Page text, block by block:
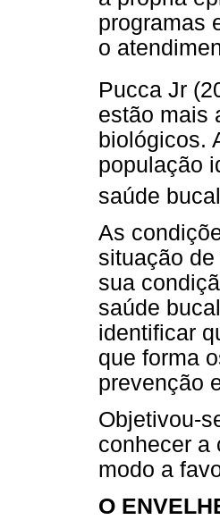
programas
o
Pucca Jr
estão mais
biológicos.
população
saúde
As
situação
sua
saúde
identificar
que forma
prevenção
Objetivou-
conhecer a
modo a
O